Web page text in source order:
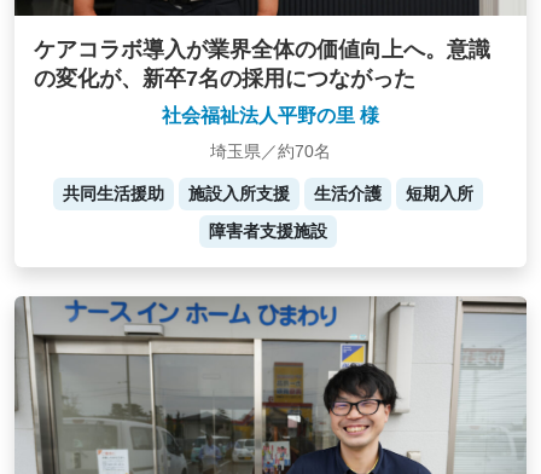
ケアコラボ導入が業界全体の価値向上へ。意識
の変化が、新卒7名の採用につながった
社会福祉法人平野の里 様
埼玉県／約70名
共同生活援助 施設入所支援 生活介護
短期入所
障害者支援施設